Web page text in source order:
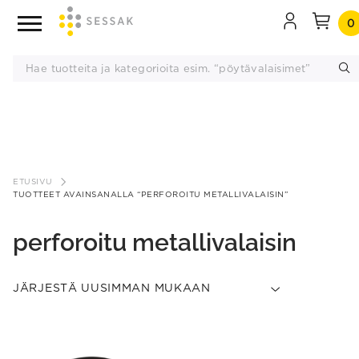
sisältöön
0
ETUSIVU
TUOTTEET AVAINSANALLA “PERFOROITU METALLIVALAISIN”
perforoitu metallivalaisin
This